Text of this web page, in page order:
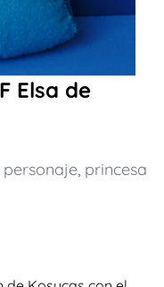
Elsa de
personaje, princesa